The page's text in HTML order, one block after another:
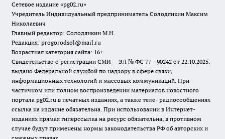
Сетевое издание «pg02.ru»
Учредитель Индивидуальный предприниматель Солодянкин Максим
Николаевич
Главный редактор: Солодянкин М.Н.
Редакция: progorodsol@mail.ru
Возрастная категория сайта: 16+
Свидетельство о регистрации СМИ ЭЛ № ФС 77 - 90242 от 22.10.2025.
выдано Федеральной службой по надзору в сфере связи,
информационных технологий и массовых коммуникаций. При
частичном или полном воспроизведении материалов новостного
портала pg02.ru в печатных изданиях, а также теле- радиосообщениях
ссылка на издание обязательна. При использовании в Интернет-
изданиях прямая гиперссылка на ресурс обязательна, в противном
случае будут применены нормы законодательства РФ об авторских и